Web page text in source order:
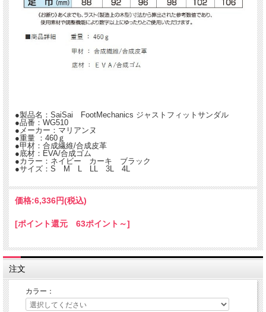
ベルト伸ばしや甲部伸ばし等の別注採寸が不要。
細かな採寸は必要なしで、装具着用でもジャストフィットします。
別注いらずだから、必要なシーンで即座に対応いただけます。
●製品名：SaiSai FootMechanics ジャストフィットサンダル
●品番：WG510
●メーカー：マリアンヌ
●重量 ：460ｇ
●甲材：合成繊維/合成皮革
●底材：EVA/合成ゴム
●カラー：ネイビー カーキ ブラック
●サイズ：S M L LL 3L 4L
価格:6,336円(税込)
[ポイント還元 63ポイント～]
注文
カラー：